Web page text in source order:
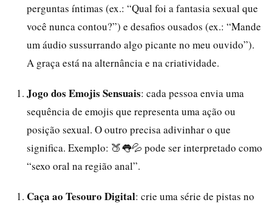
perguntas íntimas (ex.: “Qual foi a fantasia sexual que
você nunca contou?”) e desafios ousados (ex.: “Mande
um áudio sussurrando algo picante no meu ouvido”).
A graça está na alternância e na criatividade.
Jogo dos Emojis Sensuais: cada pessoa envia uma
sequência de emojis que representa uma ação ou
posição sexual. O outro precisa adivinhar o que
significa. Exemplo: 🍑👅💦 pode ser interpretado como
“sexo oral na região anal”.
Caça ao Tesouro Digital: crie uma série de pistas no